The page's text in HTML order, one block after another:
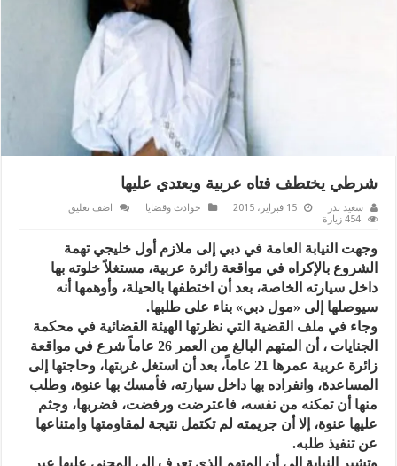
شرطي يختطف فتاه عربية ويعتدي عليها
سعيد بدر 15 فبراير، 2015 حوادث وقضايا
اضف تعليق
454 زيارة
وجهت النيابة العامة في دبي إلى ملازم أول خليجي تهمة
الشروع بالإكراه في مواقعة زائرة عربية، مستغلاً خلوته بها
داخل سيارته الخاصة، بعد أن اختطفها بالحيلة، وأوهمها أنه
سيوصلها إلى «مول دبي» بناء على طلبها.
وجاء في ملف القضية التي نظرتها الهيئة القضائية في محكمة
الجنايات ، أن المتهم البالغ من العمر 26 عاماً شرع في مواقعة
زائرة عربية عمرها 21 عاماً، بعد أن استغل غربتها، وحاجتها إلى
المساعدة، وانفراده بها داخل سيارته، فأمسك بها عنوة، وطلب
منها أن تمكنه من نفسه، فاعترضت ورفضت، فضربها، وجثم
عليها عنوة، إلا أن جريمته لم تكتمل نتيجة لمقاومتها وامتناعها
عن تنفيذ طلبه.
وتشير النيابة إلى أن المتهم الذي تعرف إلى المجني عليها عبر